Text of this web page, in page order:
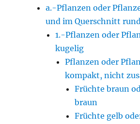
a.-Pflanzen oder
und im Querschnitt
1.-Pflanzen oder
kugelig
Pflanzen oder
kompakt, nicht
Früchte braun
braun
Früchte gelb